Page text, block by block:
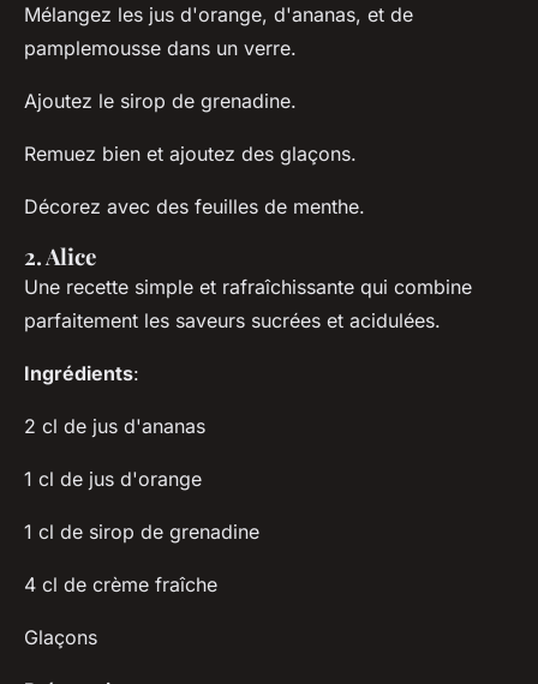
Mélangez les jus d'orange, d'ananas, et de
pamplemousse dans un verre.
Ajoutez le sirop de grenadine.
Remuez bien et ajoutez des glaçons.
Décorez avec des feuilles de menthe.
2. Alice
Une recette simple et rafraîchissante qui combine
parfaitement les saveurs sucrées et acidulées.
Ingrédients:
2 cl de jus d'ananas
1 cl de jus d'orange
1 cl de sirop de grenadine
4 cl de crème fraîche
Glaçons